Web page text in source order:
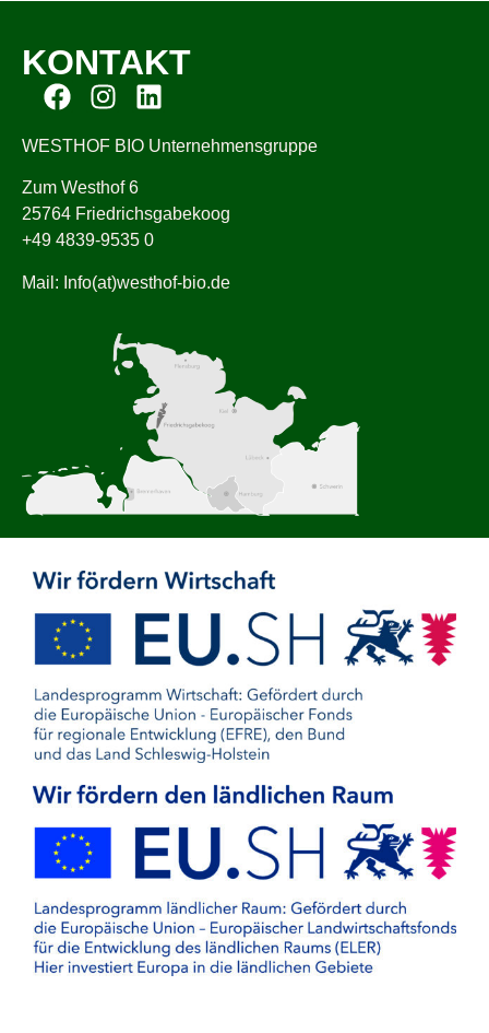
KONTAKT
WESTHOF BIO Unternehmensgruppe
Zum Westhof 6
25764 Friedrichsgabekoog
+49 4839-9535 0
Mail: Info(at)westhof-bio.de